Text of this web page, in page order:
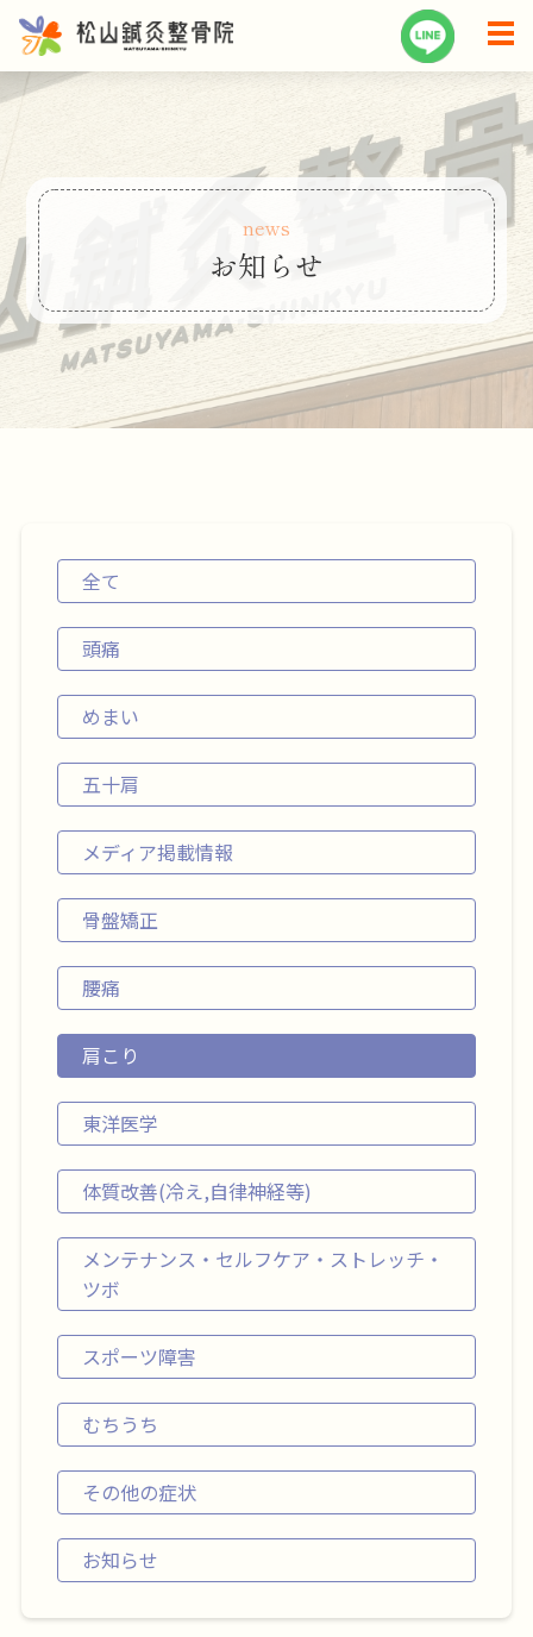
news
お知らせ
全て
頭痛
めまい
五十肩
メディア掲載情報
骨盤矯正
腰痛
肩こり
東洋医学
体質改善(冷え,自律神経等)
メンテナンス・セルフケア・ストレッチ・
ツボ
スポーツ障害
むちうち
その他の症状
お知らせ